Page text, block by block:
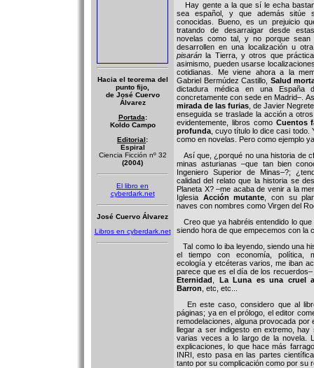
Hacia el teorema del
punto fijo,
de José Cuervo
Álvarez
Portada:
Koldo Campo
Editorial:
Espiral
Ciencia Ficción nº 32
(2004)
El libro en
cyberdark.net
José Cuervo Álvarez
Libros en cyberdark.net
Hay gente a la que sí le echa
sea español, y que además sitúe
conocidas. Bueno, es un prejuicio
tratando de desarraigar desde
novelas como tal, y no porque
desarrollen en una localización u
pisarán la Tierra, y otros que
asimismo, pueden usarse
cotidianas. Me viene ahora a la
Gabriel Bermúdez Castillo, Salud
dictadura médica en una España
concretamente con sede en Madrid–.
mirada de las furias , de Javier
enseguida se traslade la acción a
evidentemente, libros como Cuentos
profunda , cuyo título lo dice casi
como en novelas. Pero como ejemplo
Así que, ¿porqué no una historia de
minas asturianas –que tan bien
Ingeniero Superior de Minas–?;
calidad del relato que la historia se
Planeta X? –me acaba de venir a la
Iglesia Acción mutante , con su
naves con nombres como Virgen del
Creo que ya habréis entendido lo
siendo hora de que empecemos con la
Tal como lo iba leyendo, siendo una
el tiempo con economía, política,
ecología y etcéteras varios, me iban
parece que es el día de los
Eternidad
La Luna es una cruel
Barron , etc, etc...
En este caso, considero que al
páginas; ya en el prólogo, el editor
remodelaciones, alguna provocada por
llegar a ser indigesto en extremo, hay
varias veces a lo largo de la novela.
explicaciones, lo que hace más
INRI, esto pasa en las partes
tanto por su complicación como por su